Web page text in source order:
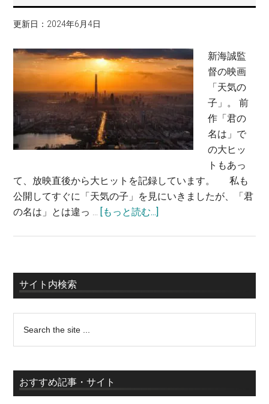
更新日： 2024年6月4日
新海誠監
督の映画
「天気の
子」。 前
作「君の
名は」で
の大ヒッ
トもあっ
て、放映直後から大ヒットを記録しています。 私も
公開してすぐに「天気の子」を見にいきましたが、「君
の名は」とは違っ … [もっと読む...]
サイト内検索
おすすめ記事・サイト